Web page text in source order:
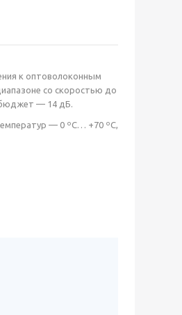
к оптоволоконным
со скоростью до
— 14 дБ.
— 0 ºС… +70 ºС,